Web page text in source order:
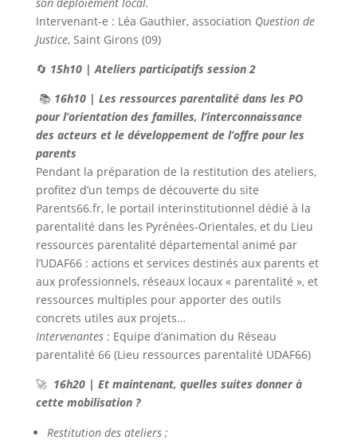
Intervenant-e : Léa Gauthier, association Question de
Justice, Saint Girons (09)
🔄 15h10 | Ateliers participatifs session 2
📚 16h10 | Les ressources parentalité dans les PO
pour l’orientation des familles, l’interconnaissance
des acteurs et le développement de l’offre pour les
parents
Pendant la préparation de la restitution des ateliers,
profitez d’un temps de découverte du site
Parents66.fr, le portail interinstitutionnel dédié à la
parentalité dans les Pyrénées-Orientales, et du Lieu
ressources parentalité départemental animé par
l’UDAF66 : actions et services destinés aux parents et
aux professionnels, réseaux locaux « parentalité », et
ressources multiples pour apporter des outils
concrets utiles aux projets…
Intervenantes : Equipe d’animation du Réseau
parentalité 66 (Lieu ressources parentalité UDAF66)
🚀 16h20 | Et maintenant, quelles suites donner à
cette mobilisation ?
Restitution des ateliers ;